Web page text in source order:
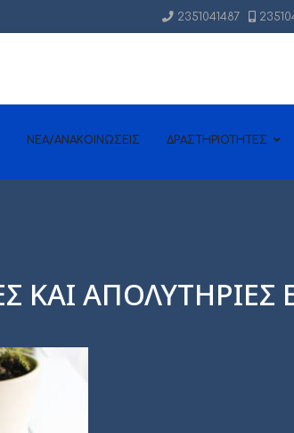
2351041487
NEA/ΑΝΑΚΟΙΝΩΣΕΙΣ ΔΡΑΣΤΗΡΙΟΤΗΤΕΣ
ΚΑΙ ΑΠΟΛΥΤΗΡΙΕΣ